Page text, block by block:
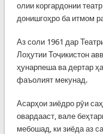
олии коргардонии
донишгоҳро ба итмом
Аз соли 1961 дар
Лоҳутии Тоҷикистон
ҳунарпеша ва дертар
фаъолият мекунад.
Асарҳои зиёдро рӯи
овардааст, вале
мебошад, ки зиёда аз